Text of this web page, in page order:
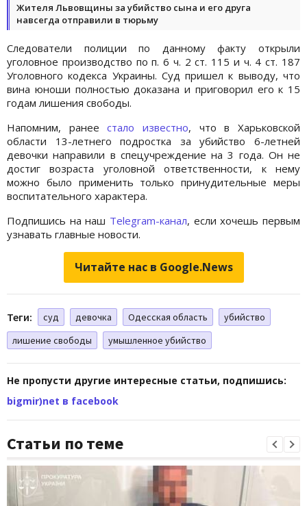
Жителя Львовщины за убийство сына и его друга
навсегда отправили в тюрьму
Следователи полиции по данному факту открыли
уголовное производство по п. 6 ч. 2 ст. 115 и ч. 4 ст. 187
Уголовного кодекса Украины. Суд пришел к выводу, что
вина юноши полностью доказана и приговорил его к 15
годам лишения свободы.
Напомним, ранеестало известно, что в Харьковской
области 13-летнего подростка за убийство 6-летней
девочки направили в спецучреждение на 3 года. Он не
достиг возраста уголовной ответственности, к нему
можно было применить только принудительные меры
воспитательного характера.
Подпишись на наш Telegram-канал, если хочешь первым
узнавать главные новости.
Читайте нас в Google.News
Теги: суд девочка Одесская область
убийство
лишение свободы
умышленное убийство
Не пропусти другие интересные статьи, подпишись:
bigmir)net в facebook
Статьи по теме